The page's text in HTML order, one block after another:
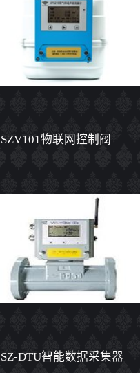
SZV101物联网控制阀
SZ-DTU智能数据采集器